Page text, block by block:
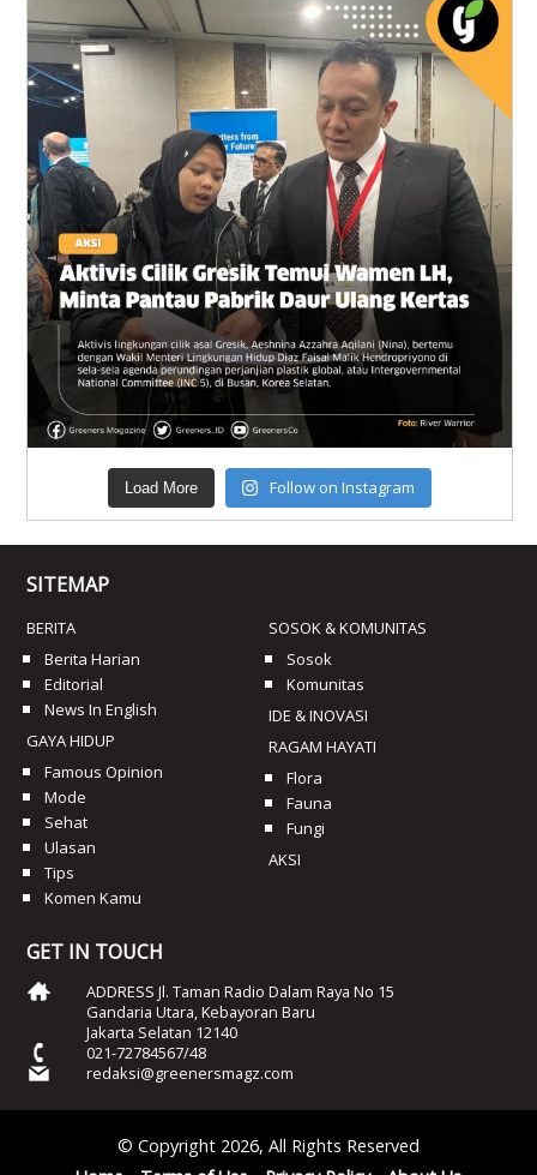
Load More Follow on Instagram
SITEMAP
BERITA
Berita Harian
Editorial
News In English
GAYA HIDUP
Famous Opinion
Mode
Sehat
Ulasan
Tips
Komen Kamu
SOSOK & KOMUNITAS
Sosok
Komunitas
IDE & INOVASI
RAGAM HAYATI
Flora
Fauna
Fungi
AKSI
GET IN TOUCH
ADDRESS Jl. Taman Radio Dalam Raya No 15
Gandaria Utara, Kebayoran Baru
Jakarta Selatan 12140
021-72784567/48
redaksi@greenersmagz.com
© Copyright 2026, All Rights Reserved